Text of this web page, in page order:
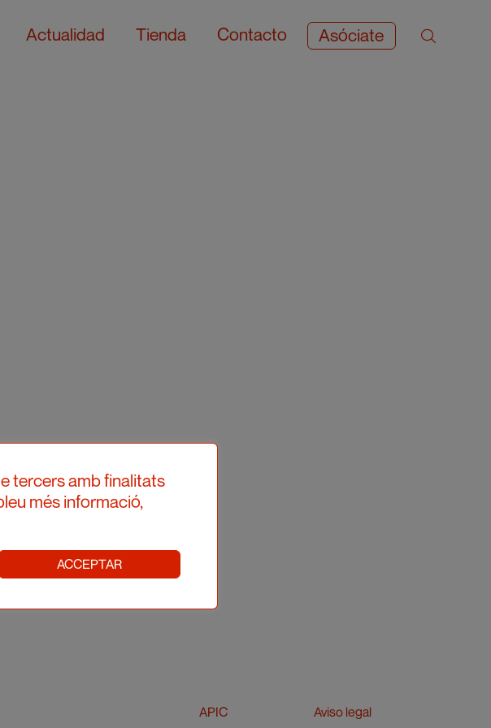
Actualidad Tienda Contacto Asóciate
APIC Aviso legal
tercers amb finalitats
més informació,
ACCEPTAR